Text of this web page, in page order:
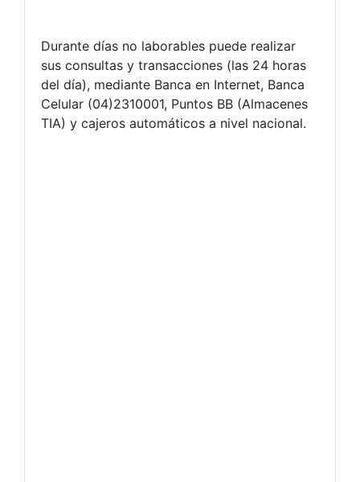
Durante días no laborables puede realizar
sus consultas y transacciones (las 24 horas
del día), mediante Banca en Internet, Banca
Celular (04)2310001, Puntos BB (Almacenes
TIA) y cajeros automáticos a nivel nacional.